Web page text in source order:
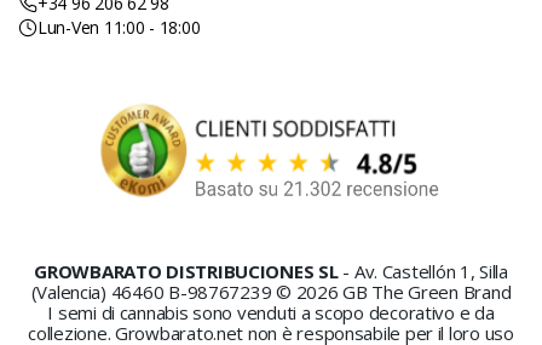
Lun-Ven 11:00 - 18:00
GROWBARATO DISTRIBUCIONES SL - Av. Castellón 1, Silla
(Valencia) 46460 B-98767239 © 2026 GB The Green Brand
I semi di cannabis sono venduti a scopo decorativo e da
collezione. Growbarato.net non è responsabile per il loro uso